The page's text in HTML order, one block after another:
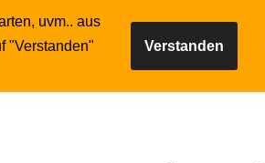
Gilde
Reservierung
uvm.. aus
"Verstanden"
Verstanden